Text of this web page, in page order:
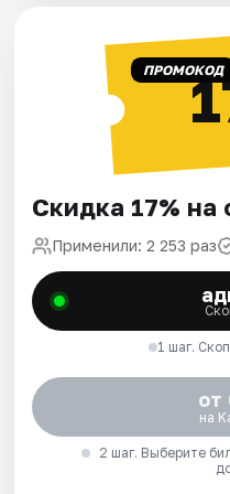
ПРОМОКОД
Скидка 17% на
Применили: 2 253 раз
1 шаг.
от
на
2 шаг. Выберите